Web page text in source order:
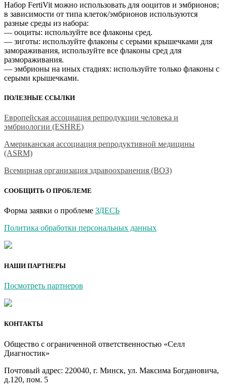
Набор FertiVit можно использовать для ооцитов и эмбрионов;
в зависимости от типа клеток/эмбрионов используются
разные среды из набора:
— ооциты: используйте все флаконы сред.
— зиготы: используйте флаконы с серыми крышечками для
замораживания, используйте все флаконы сред для
размораживания.
— эмбрионы на иных стадиях: используйте только флаконы с
серыми крышечками.
ПОЛЕЗНЫЕ ССЫЛКИ
Европейская ассоциация репродукции человека и
эмбриологии (ESHRE)
Американская ассоциация репродуктивной медицины
(ASRM)
Всемирная организация здравоохранения (ВОЗ)
СООБЩИТЬ О ПРОБЛЕМЕ
Форма заявки о проблеме ЗДЕСЬ
Политика обработки персональных данных
НАШИ ПАРТНЕРЫ
Посмотреть партнеров
КОНТАКТЫ
Общество с ограниченной ответственностью «Селл
Диагностик»
Почтовый адрес: 220040, г. Минск, ул. Максима Богдановича,
д.120, пом. 5